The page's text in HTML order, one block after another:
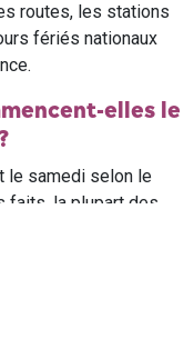
routes, les stations
fériés nationaux
elles le
le samedi selon le
faits, la plupart des